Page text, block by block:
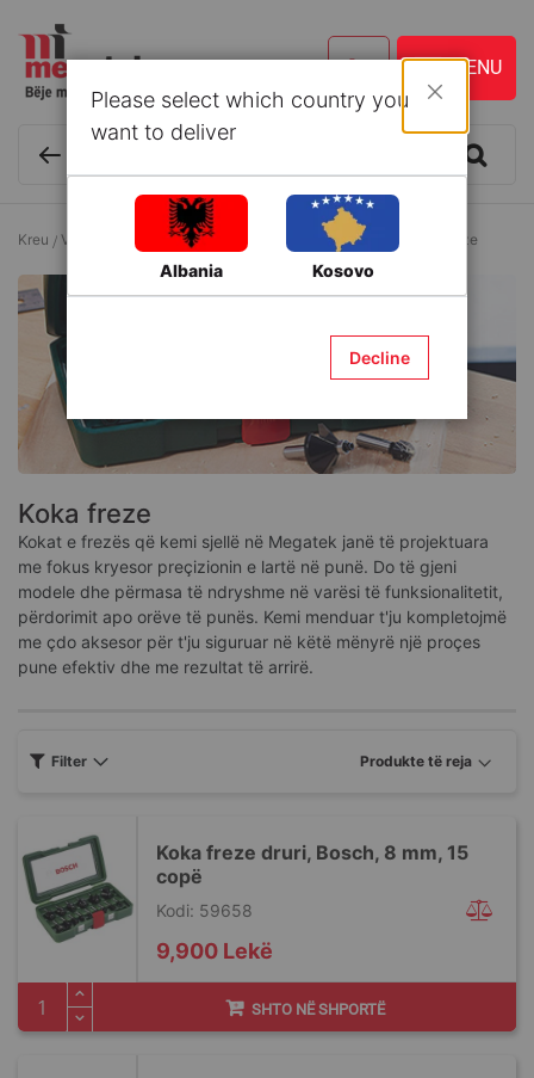
Kreu Vegla dhe Aksesorë Aksesorë për vegla elektrike Koka freze
Koka freze
Kokat e frezës që kemi sjellë në Megatek janë të projektuara
me fokus kryesor preçizionin e lartë në punë. Do të gjeni
modele dhe përmasa të ndryshme në varësi të funksionalitetit,
përdorimit apo orëve të punës. Kemi menduar t'ju kompletojmë
me çdo aksesor për t'ju siguruar në këtë mënyrë një proçes
pune efektiv dhe me rezultat të arrirë.
Koka freze druri, Bosch, 8 mm, 15
copë
Kodi: 59658
9,900 Lekë
SHTO NË SHPORTË
Filter
Please select which country you
want to deliver
Albania Kosovo
Decline